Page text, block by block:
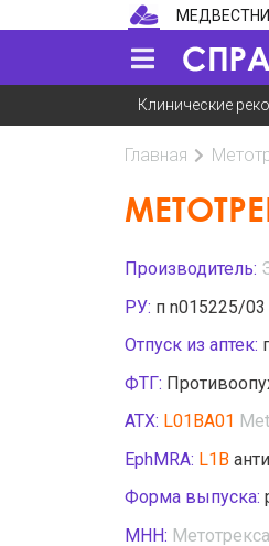
Клинические
Главная
Производитель:
РУ: п n015225/03
Отпуск из аптек:
ФТГ:
АТХ: L01BA01
EphMRA: L1B
Форма выпуска:
МНН: